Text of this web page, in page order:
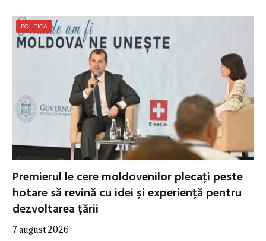
POLITICĂ
Premierul le cere moldovenilor plecați peste
hotare să revină cu idei și experiență pentru
dezvoltarea țării
7 august 2026